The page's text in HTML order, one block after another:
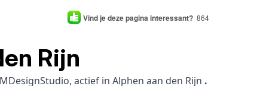
Vind je deze pagina interessant? 864
Rijn
actief in Alphen aan den Rijn .